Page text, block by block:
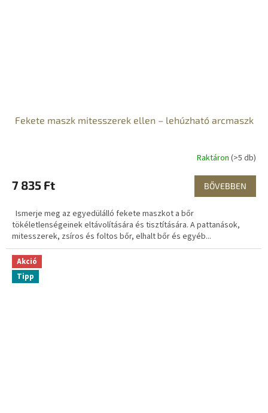
Fekete maszk mitesszerek ellen – lehúzható arcmaszk
Raktáron (>5 db)
7 835 Ft BŐVEBBEN
Ismerje meg az egyedülálló fekete maszkot a bőr
tökéletlenségeinek eltávolítására és tisztítására. A pattanások,
mitesszerek, zsíros és foltos bőr, elhalt bőr és egyéb...
Akció
Tipp